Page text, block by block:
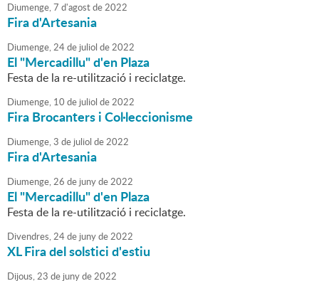
Diumenge,7 d'agostde2022
Fira d'Artesania
Diumenge,24de juliol de2022
El "Mercadillu" d'en Plaza
Festa de la re-utilització i reciclatge.
Diumenge, 10 de juliol de2022
Fira Brocanters i Col·leccionisme
Diumenge,3 de juliol de2022
Fira d'Artesania
Diumenge,26 de junyde2022
El "Mercadillu" d'en Plaza
Festa de la re-utilització i reciclatge.
Divendres,24de junyde2022
XL Fira del solstici d'estiu
Dijous,23 de junyde2022